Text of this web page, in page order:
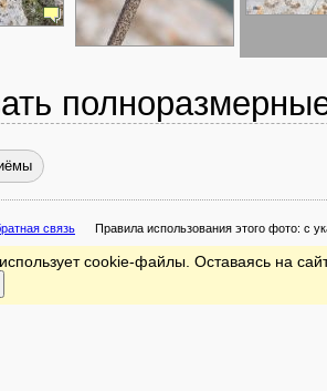
связь Правила использования этого фото: с
cookie-файлы. Оставаясь на